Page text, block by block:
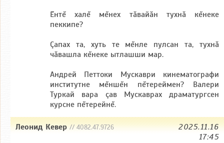
Ĕнтĕ халĕ мĕнех тăвайăн тухнă кĕнеке
пеккипе?
Çапах та, хуть те мĕнле пулсан та, тухнă
чăвашла кĕнеке ытлашши мар.
Андрей Петтоки Мускаври кинематографи
институтне мĕншĕн пĕтереймен? Валери
Туркай вара çав Мускаврах драматургсен
курсне пĕтерейнĕ.
Леонид Кевер// 4082.47.9726
2025.11.16
17:45